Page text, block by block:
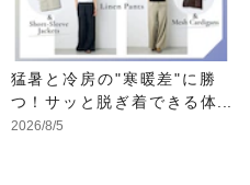
猛暑と冷房の"寒暖差"に勝
つ！サッと脱ぎ着できる体
温調節コーデ
2026/8/5